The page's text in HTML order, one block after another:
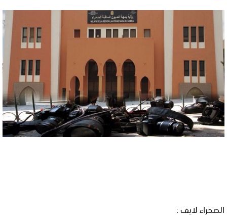
الصحراء لايف :